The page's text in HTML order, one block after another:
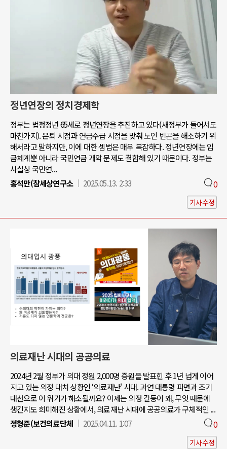
정년연장의 정치경제학
정부는 법정정년 65세로 정년연장을 추진하고 있다(새정부가 들어서도
마찬가지). 은퇴 시점과 연금수급 시점을 맞춰 노인 빈곤을 해소하기 위
해서라고 말하지만, 이에 대한 셈법은 매우 복잡하다. 정년연장에는 임
금체계뿐 아니라 국민연금 개악 문제도 결합해 있기 때문이다. 정부는
사실상 국민연...
홍석만(참세상연구소
2025.05.13. 2:33 0
기사수정
의료재난 시대의 공공의료
2024년 2월 정부가 의대 정원 2,000명 증원을 발표힌 후 1년 넘게 이어
지고 있는 의정 대치 상황인 ‘의료재난' 시대. 과연 대통령 파면과 조기
대선으로 이 위기가 해소될까요? 이제는 의정 갈등이 왜, 무엇 때문에
생긴지도 희미해진 상황에서, 의료재난 시대에 공공의료가 구체적인 ...
정형준(보건의료단체
2025.04.11. 1:07 0
기사수정